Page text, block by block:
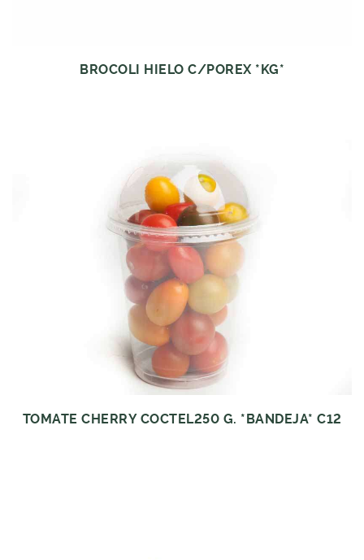
BROCOLI HIELO C/POREX *KG*
TOMATE CHERRY COCTEL250 G. *BANDEJA* C12